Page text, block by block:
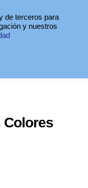
Colores
de terceros para
y nuestros